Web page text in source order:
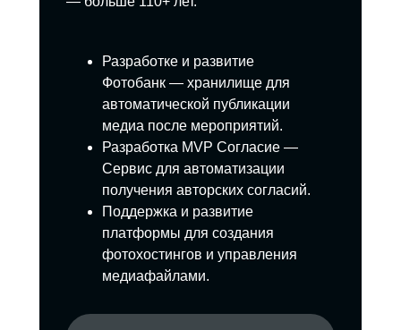
Разработке и развитие
Фотобанк — хранилище для
автоматической публикации
медиа после мероприятий.
Разработка MVP Согласие —
Сервис для автоматизации
получения авторских согласий.
Поддержка и развитие
платформы для создания
фотохостингов и управления
медиафайлами.